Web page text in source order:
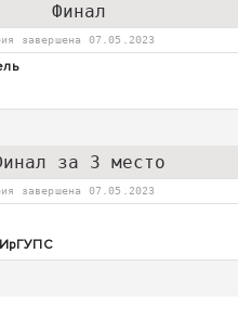
Финал
завершена 07.05.2023
за 3 место
завершена 07.05.2023